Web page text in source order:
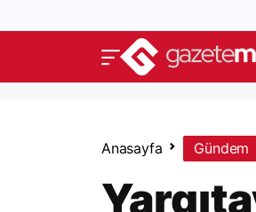
Anasayfa Gündem